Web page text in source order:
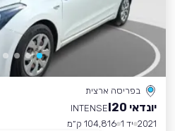
בפריסה ארצית
יונדאי I20
INTENSE
2021 יד 1
104,816 ק״מ